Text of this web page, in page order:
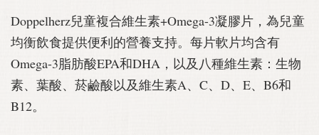
Doppelherz兒童複合維生素+Omega-3凝膠片，為兒童
均衡飲食提供便利的營養支持。每片軟片均含有
Omega-3脂肪酸EPA和DHA，以及八種維生素：生物
素、葉酸、菸鹼酸以及維生素A、C、D、E、B6和
B12。